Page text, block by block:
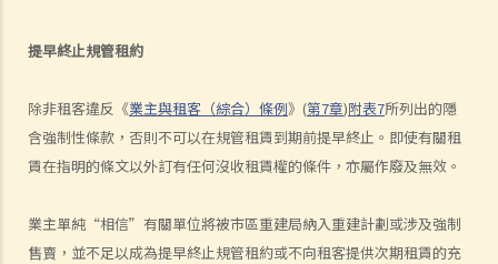
提早終止規管租約
除非租客違反《業主與租客（綜合）條例》(第7章)附表7所列出的隱
含強制性條款，否則不可以在規管租賃到期前提早終止。即使有關租
賃在指明的條文以外訂有任何沒收租賃權的條件，亦屬作廢及無效。
業主單純“相信”有關單位將被市區重建局納入重建計劃或涉及強制
售賣，並不足以成為提早終止規管租約或不向租客提供次期租賃的充
需要特別注意？
9. 部份處所的地契中載有承諾、條款及細則不容許佔用人出租作住宅用
或農地上的帳篷車)。涉及這類處所的租約具法律約束力嗎？
判決摘要1：若欠缺租約必須具備的條款，便不構成具法律約束力的合